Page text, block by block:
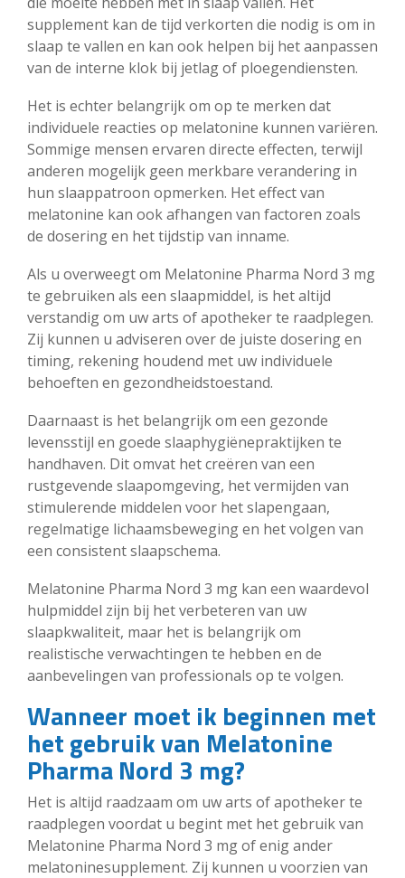
supplement kan de tijd verkorten die nodig is om in
slaap te vallen en kan ook helpen bij het aanpassen
van de interne klok bij jetlag of ploegendiensten.
Het is echter belangrijk om op te merken dat
individuele reacties op melatonine kunnen variëren.
Sommige mensen ervaren directe effecten, terwijl
anderen mogelijk geen merkbare verandering in
hun slaappatroon opmerken. Het effect van
melatonine kan ook afhangen van factoren zoals
de dosering en het tijdstip van inname.
Als u overweegt om Melatonine Pharma Nord 3 mg
te gebruiken als een slaapmiddel, is het altijd
verstandig om uw arts of apotheker te raadplegen.
Zij kunnen u adviseren over de juiste dosering en
timing, rekening houdend met uw individuele
behoeften en gezondheidstoestand.
Daarnaast is het belangrijk om een gezonde
levensstijl en goede slaaphygiënepraktijken te
handhaven. Dit omvat het creëren van een
rustgevende slaapomgeving, het vermijden van
stimulerende middelen voor het slapengaan,
regelmatige lichaamsbeweging en het volgen van
een consistent slaapschema.
Melatonine Pharma Nord 3 mg kan een waardevol
hulpmiddel zijn bij het verbeteren van uw
slaapkwaliteit, maar het is belangrijk om
realistische verwachtingen te hebben en de
aanbevelingen van professionals op te volgen.
Wanneer moet ik beginnen met
het gebruik van Melatonine
Pharma Nord 3 mg?
Het is altijd raadzaam om uw arts of apotheker te
raadplegen voordat u begint met het gebruik van
Melatonine Pharma Nord 3 mg of enig ander
melatoninesupplement. Zij kunnen u voorzien van